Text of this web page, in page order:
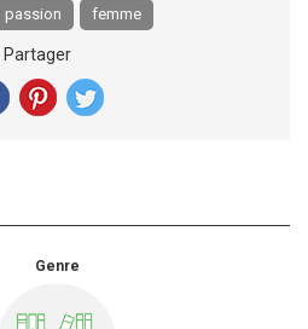
passion femme
Partager
Genre